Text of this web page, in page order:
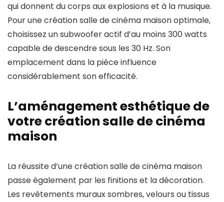
qui donnent du corps aux explosions et à la musique.
Pour une création salle de cinéma maison optimale,
choisissez un subwoofer actif d’au moins 300 watts
capable de descendre sous les 30 Hz. Son
emplacement dans la pièce influence
considérablement son efficacité.
L’aménagement esthétique de
votre création salle de cinéma
maison
La réussite d’une création salle de cinéma maison
passe également par les finitions et la décoration.
Les revêtements muraux sombres, velours ou tissus